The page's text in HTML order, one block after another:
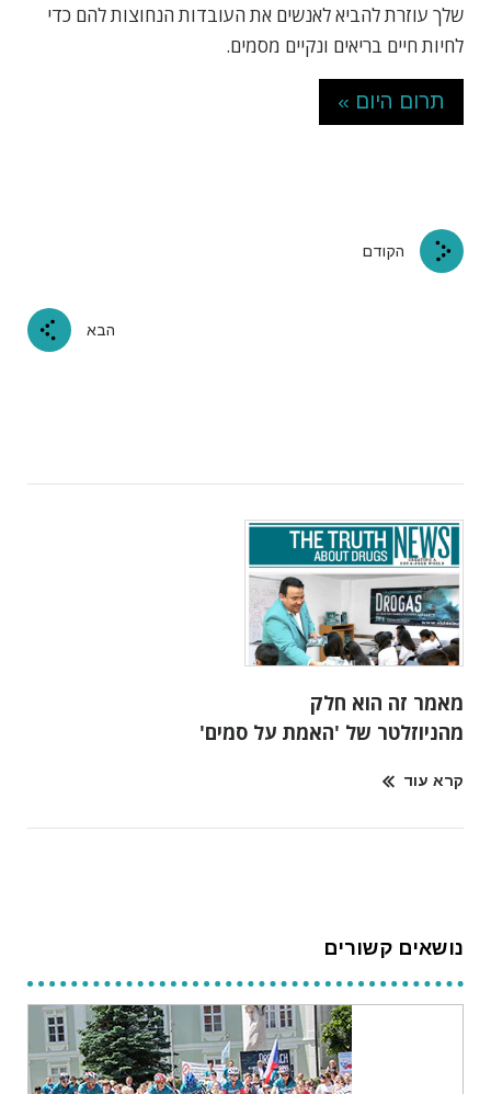
שלך עוזרת להביא לאנשים את העובדות הנחוצות להם כדי
לחיות חיים בריאים ונקיים מסמים.
תרום היום »
הקודם
הבא
מאמר זה הוא חלק
מהניוזלטר של 'האמת על סמים'
קרא עוד
נושאים קשורים